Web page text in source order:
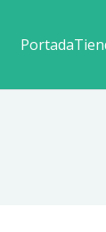
Portada